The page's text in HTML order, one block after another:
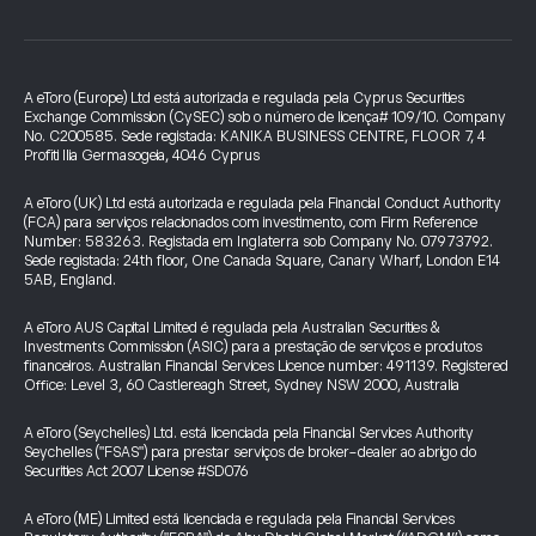
A eToro (Europe) Ltd está autorizada e regulada pela Cyprus Securities
Exchange Commission (CySEC) sob o número de licença# 109/10. Company
No. C200585. Sede registada: KANIKA BUSINESS CENTRE, FLOOR 7, 4
Profiti Ilia Germasogeia, 4046 Cyprus
A eToro (UK) Ltd está autorizada e regulada pela Financial Conduct Authority
(FCA) para serviços relacionados com investimento, com Firm Reference
Number: 583263. Registada em Inglaterra sob Company No. 07973792.
Sede registada: 24th floor, One Canada Square, Canary Wharf, London E14
5AB, England.
A eToro AUS Capital Limited é regulada pela Australian Securities &
Investments Commission (ASIC) para a prestação de serviços e produtos
financeiros. Australian Financial Services Licence number: 491139. Registered
Office: Level 3, 60 Castlereagh Street, Sydney NSW 2000, Australia
A eToro (Seychelles) Ltd. está licenciada pela Financial Services Authority
Seychelles ("FSAS") para prestar serviços de broker-dealer ao abrigo do
Securities Act 2007 License #SD076
A eToro (ME) Limited está licenciada e regulada pela Financial Services